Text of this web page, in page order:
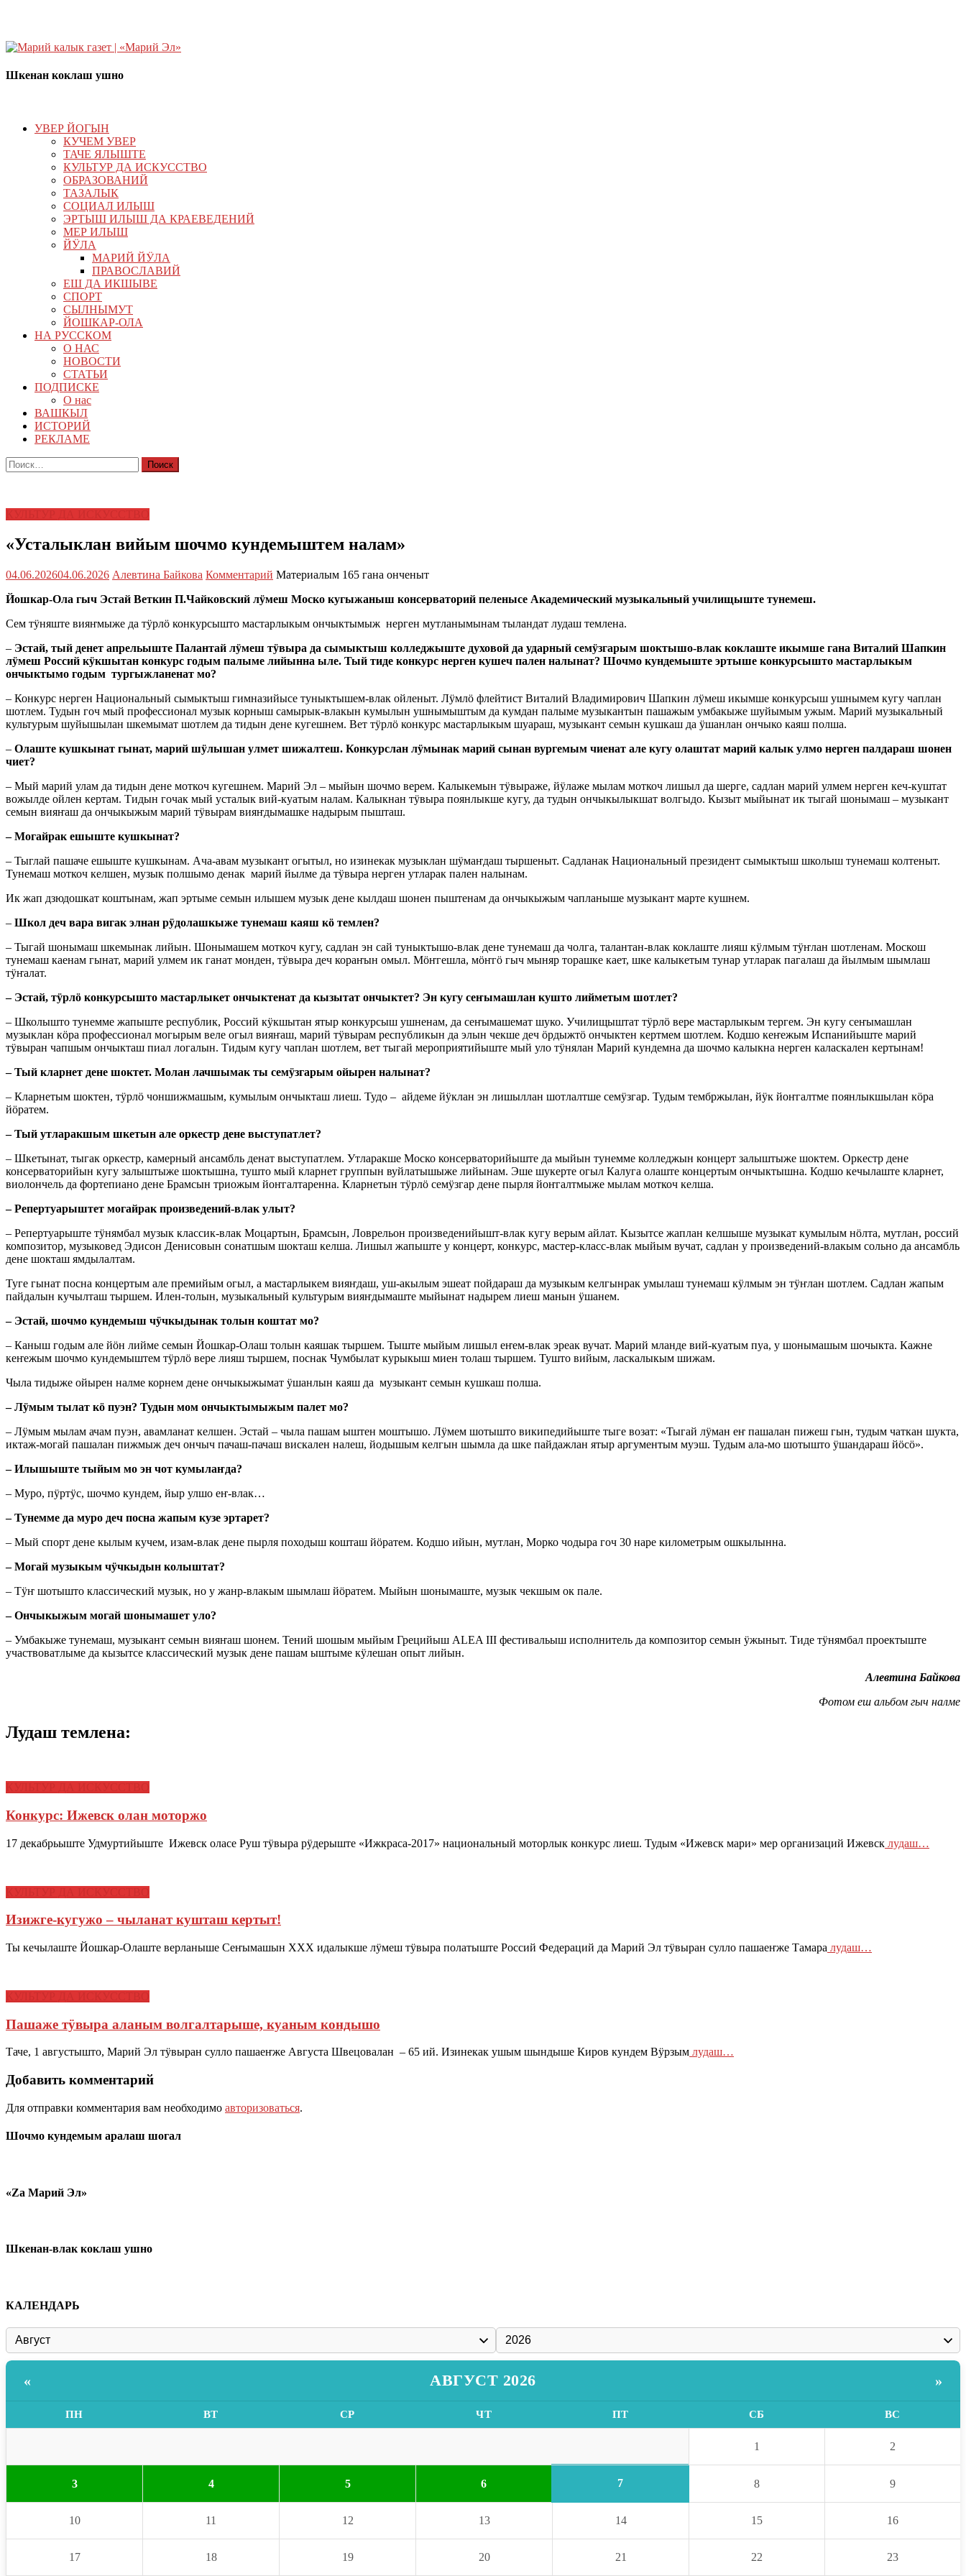
Шкенан коклаш ушно
УВЕР ЙОГЫН
КУЧЕМ УВЕР
ТАЧЕ ЯЛЫШТЕ
КУЛЬТУР ДА ИСКУССТВО
ОБРАЗОВАНИЙ
ТАЗАЛЫК
СОЦИАЛ ИЛЫШ
ЭРТЫШ ИЛЫШ ДА КРАЕВЕДЕНИЙ
МЕР ИЛЫШ
ЙӰЛА
МАРИЙ ЙӰЛА
ПРАВОСЛАВИЙ
ЕШ ДА ИКШЫВЕ
СПОРТ
СЫЛНЫМУТ
ЙОШКАР-ОЛА
НА РУССКОМ
О НАС
НОВОСТИ
СТАТЬИ
ПОДПИСКЕ
О нас
ВАШКЫЛ
ИСТОРИЙ
РЕКЛАМЕ
Найти:
«Усталыклан вийым шочмо кундемыштем налам»
04.06.202604.06.2026 Алевтина Байкова Комментарий Материалым 165 гана онченыт
Йошкар-Ола гыч Эстай Веткин П.Чайковский лӱмеш Моско кугыжаныш консерваторий пеленысе Академический музыкальный училищыште тунемеш.
Сем тӱняште вияҥмыже да тӱрлӧ конкурсышто мастарлыкым ончыктымыж нерген мутланымынам тыландат лудаш темлена.
– Эстай, тый денет апрельыште Палантай лӱмеш тӱвыра да сымыктыш колледжыште духовой да ударный семӱзгарым шоктышо-влак коклаште икымше гана Виталий Шапкин
лӱмеш Россий кӱкшытан конкурс годым палыме лийынна ыле. Тый тиде конкурс нерген кушеч пален налынат? Шочмо кундемыште эртыше конкурсышто мастарлыкым
ончыктымо годым тургыжланенат мо?
– Конкурс нерген Национальный сымыктыш гимназийысе туныктышем-влак ойленыт. Лӱмлӧ флейтист Виталий Владимирович Шапкин лӱмеш икымше конкурсыш ушнымем кугу чаплан
шотлем. Тудын гоч мый профессионал музык корныш самырык-влакын кумылын ушнымыштым да кумдан палыме музыкантын пашажым умбакыже шуйымым ужым. Марий музыкальный
культурым шуйышылан шкемымат шотлем да тидын дене кугешнем. Вет тӱрлӧ конкурс мастарлыкым шуараш, музыкант семын кушкаш да ӱшанлан ончыко каяш полша.
– Олаште кушкынат гынат, марий шӱлышан улмет шижалтеш. Конкурслан лӱмынак марий сынан вургемым чиенат але кугу олаштат марий калык улмо нерген палдараш шонен
чиет?
– Мый марий улам да тидын дене моткоч кугешнем. Марий Эл – мыйын шочмо верем. Калыкемын тӱвыраже, йӱлаже мылам моткоч лишыл да шерге, садлан марий улмем нерген кеч-куштат
вожылде ойлен кертам. Тидын гочак мый усталык вий-куатым налам. Калыкнан тӱвыра поянлыкше кугу, да тудын ончыкылыкшат волгыдо. Кызыт мыйынат ик тыгай шонымаш – музыкант
семын вияҥаш да ончыкыжым марий тӱвырам вияҥдымашке надырым пышташ.
– Могайрак ешыште кушкынат?
– Тыглай пашаче ешыште кушкынам. Ача-авам музыкант огытыл, но изинекак музыклан шӱмаҥдаш тыршеныт. Садланак Национальный президент сымыктыш школыш тунемаш колтеныт.
Тунемаш моткоч келшен, музык полшымо денак марий йылме да тӱвыра нерген утларак пален налынам.
Ик жап дзюдошкат коштынам, жап эртыме семын илышем музык дене кылдаш шонен пыштенам да ончыкыжым чапланыше музыкант марте кушнем.
– Школ деч вара вигак элнан рӱдолашкыже тунемаш каяш кӧ темлен?
– Тыгай шонымаш шкемынак лийын. Шонымашем моткоч кугу, садлан эн сай туныктышо-влак дене тунемаш да чолга, талантан-влак коклаште лияш кӱлмым тӱҥлан шотленам. Москош
тунемаш каенам гынат, марий улмем ик ганат монден, тӱвыра деч кораҥын омыл. Мӧҥгешла, мӧҥгӧ гыч мыняр торашке кает, шке калыкетым тунар утларак пагалаш да йылмым шымлаш
тӱҥалат.
– Эстай, тӱрлӧ конкурсышто мастарлыкет ончыктенат да кызытат ончыктет? Эн кугу сеҥымашлан кушто лийметым шотлет?
– Школышто тунемме жапыште республик, Россий кӱкшытан ятыр конкурсыш ушненам, да сеҥымашемат шуко. Училищыштат тӱрлӧ вере мастарлыкым тергем. Эн кугу сеҥымашлан
музыклан кӧра профессионал могырым веле огыл вияҥаш, марий тӱвырам республикын да элын чекше деч ӧрдыжтӧ ончыктен кертмем шотлем. Кодшо кеҥежым Испанийыште марий
тӱвыран чапшым ончыкташ пиал логалын. Тидым кугу чаплан шотлем, вет тыгай мероприятийыште мый уло тӱнялан Марий кундемна да шочмо калыкна нерген каласкален кертынам!
– Тый кларнет дене шоктет. Молан лачшымак ты семӱзгарым ойырен налынат?
– Кларнетым шоктен, тӱрлӧ чоншижмашым, кумылым ончыкташ лиеш. Тудо – айдеме йӱклан эн лишыллан шотлалтше семӱзгар. Тудым тембржылан, йӱк йоҥгалтме поянлыкшылан кӧра
йӧратем.
– Тый утларакшым шкетын але оркестр дене выступатлет?
– Шкетынат, тыгак оркестр, камерный ансамбль денат выступатлем. Утларакше Моско консерваторийыште да мыйын тунемме колледжын концерт залыштыже шоктем. Оркестр дене
консерваторийын кугу залыштыже шоктышна, тушто мый кларнет группын вуйлатышыже лийынам. Эше шукерте огыл Калуга олаште концертым ончыктышна. Кодшо кечылаште кларнет,
виолончель да фортепиано дене Брамсын триожым йоҥгалтаренна. Кларнетын тӱрлӧ семӱзгар дене пырля йоҥгалтмыже мылам моткоч келша.
– Репертуарыштет могайрак произведений-влак улыт?
– Репертуарыште тӱнямбал музык классик-влак Моцартын, Брамсын, Ловрельон произведенийышт-влак кугу верым айлат. Кызытсе жаплан келшыше музыкат кумылым нӧлта, мутлан, россий
композитор, музыковед Эдисон Денисовын сонатшым шокташ келша. Лишыл жапыште у концерт, конкурс, мастер-класс-влак мыйым вучат, садлан у произведений-влакым сольно да ансамбль
дене шокташ ямдылалтам.
Туге гынат посна концертым але премийым огыл, а мастарлыкем вияҥдаш, уш-акылым эшеат пойдараш да музыкым келгынрак умылаш тунемаш кӱлмым эн тӱҥлан шотлем. Садлан жапым
пайдалын кучылташ тыршем. Илен-толын, музыкальный культурым вияҥдымаште мыйынат надырем лиеш манын ӱшанем.
– Эстай, шочмо кундемыш чӱчкыдынак толын коштат мо?
– Каныш годым але йӧн лийме семын Йошкар-Олаш толын каяшак тыршем. Тыште мыйым лишыл еҥем-влак эреак вучат. Марий мланде вий-куатым пуа, у шонымашым шочыкта. Кажне
кеҥежым шочмо кундемыштем тӱрлӧ вере лияш тыршем, поснак Чумбылат курыкыш миен толаш тыршем. Тушто вийым, ласкалыкым шижам.
Чыла тидыже ойырен налме корнем дене ончыкыжымат ӱшанлын каяш да музыкант семын кушкаш полша.
– Лӱмым тылат кӧ пуэн? Тудын мом ончыктымыжым палет мо?
– Лӱмым мылам ачам пуэн, авамланат келшен. Эстай – чыла пашам ыштен моштышо. Лӱмем шотышто википедийыште тыге возат: «Тыгай лӱман еҥ пашалан пижеш гын, тудым чаткан шукта,
иктаж-могай пашалан пижмыж деч ончыч пачаш-пачаш вискален налеш, йодышым келгын шымла да шке пайдажлан ятыр аргументым муэш. Тудым ала-мо шотышто ӱшандараш йӧсӧ».
– Илышыште тыйым мо эн чот кумылаҥда?
– Муро, пӱртӱс, шочмо кундем, йыр улшо еҥ-влак…
– Тунемме да муро деч посна жапым кузе эртарет?
– Мый спорт дене кылым кучем, изам-влак дене пырля походыш кошташ йӧратем. Кодшо ийын, мутлан, Морко чодыра гоч 30 наре километрым ошкылынна.
– Могай музыкым чӱчкыдын колыштат?
– Тӱҥ шотышто классический музык, но у жанр-влакым шымлаш йӧратем. Мыйын шонымаште, музык чекшым ок пале.
– Ончыкыжым могай шонымашет уло?
– Умбакыже тунемаш, музыкант семын вияҥаш шонем. Тений шошым мыйым Грецийыш ALEA III фестивальыш исполнитель да композитор семын ӱжыныт. Тиде тӱнямбал проектыште
участвоватлыме да кызытсе классический музык дене пашам ыштыме кӱлешан опыт лийын.
Алевтина Байкова
Фотом еш альбом гыч налме
Лудаш темлена:
Конкурс: Ижевск олан моторжо
17 декабрьыште Удмуртийыште Ижевск оласе Руш тӱвыра рӱдерыште «Ижкраса-2017» национальный моторлык конкурс лиеш. Тудым «Ижевск мари» мер организаций Ижевск лудаш…
Изижге-кугужо – чыланат кушташ кертыт!
Ты кечылаште Йошкар-Олаште верланыше Сеҥымашын ХХХ идалыкше лӱмеш тӱвыра полатыште Россий Федераций да Марий Эл тӱвыран сулло пашаеҥже Тамара лудаш…
Пашаже тӱвыра аланым волгалтарыше, куаным кондышо
Таче, 1 августышто, Марий Эл тӱвыран сулло пашаеҥже Августа Швецовалан – 65 ий. Изинекак ушым шындыше Киров кундем Вӱрзым лудаш…
Добавить комментарий
Для отправки комментария вам необходимо авторизоваться.
Шочмо кундемым аралаш шогал
«Zа Марий Эл»
Шкенан-влак коклаш ушно
КАЛЕНДАРЬ
« АВГУСТ 2026 »
ПН ВТ СР ЧТ ПТ СБ ВС
1 2
3 4 5 6 7 8 9
10 11 12 13 14 15 16
17 18 19 20 21 22 23